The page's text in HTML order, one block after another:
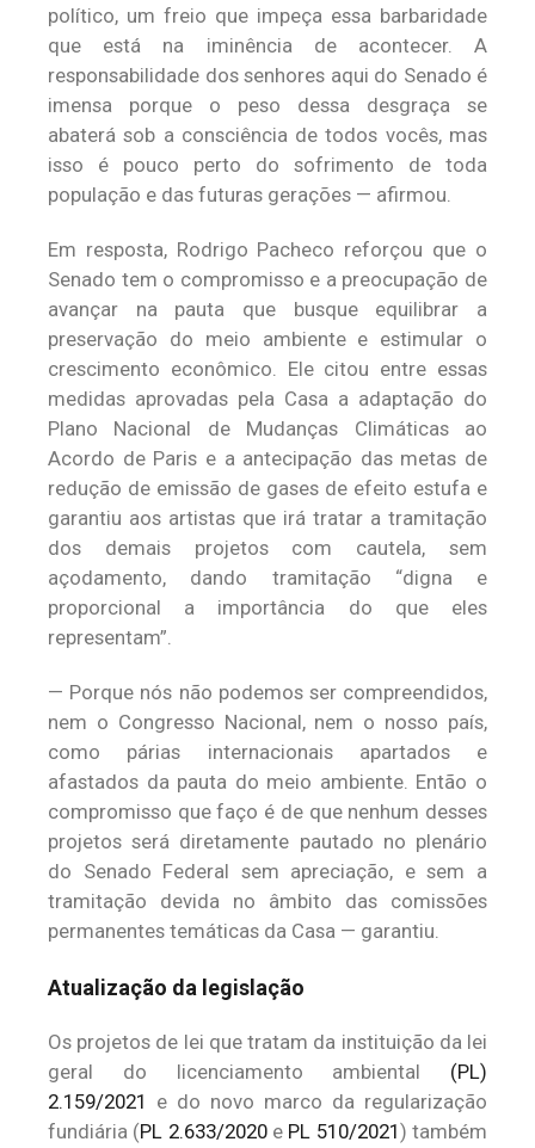
político, um freio que impeça essa barbaridade
que está na iminência de acontecer. A
responsabilidade dos senhores aqui do Senado é
imensa porque o peso dessa desgraça se
abaterá sob a consciência de todos vocês, mas
isso é pouco perto do sofrimento de toda
população e das futuras gerações — afirmou.
Em resposta, Rodrigo Pacheco reforçou que o
Senado tem o compromisso e a preocupação de
avançar na pauta que busque equilibrar a
preservação do meio ambiente e estimular o
crescimento econômico. Ele citou entre essas
medidas aprovadas pela Casa a adaptação do
Plano Nacional de Mudanças Climáticas ao
Acordo de Paris e a antecipação das metas de
redução de emissão de gases de efeito estufa e
garantiu aos artistas que irá tratar a tramitação
dos demais projetos com cautela, sem
açodamento, dando tramitação “digna e
proporcional a importância do que eles
representam”.
— Porque nós não podemos ser compreendidos,
nem o Congresso Nacional, nem o nosso país,
como párias internacionais apartados e
afastados da pauta do meio ambiente. Então o
compromisso que faço é de que nenhum desses
projetos será diretamente pautado no plenário
do Senado Federal sem apreciação, e sem a
tramitação devida no âmbito das comissões
permanentes temáticas da Casa — garantiu.
Atualização da legislação
Os projetos de lei que tratam da instituição da lei
geral do licenciamento ambiental (PL)
2.159/2021 e do novo marco da regularização
fundiária (PL 2.633/2020e PL 510/2021) também